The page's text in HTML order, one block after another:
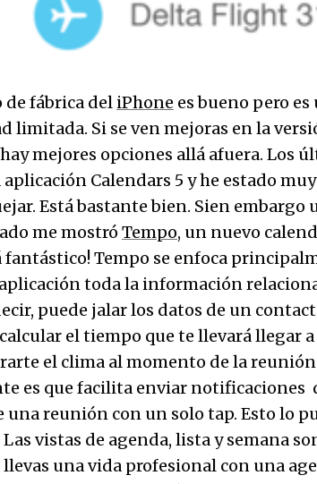
de fábrica del iPhone es bueno pero
limitada. Si se ven mejoras en la
mejores opciones allá afuera. Los
Calendars 5 y he estado
Está bastante bien. Sien embargo
me mostró Tempo, un nuevo
fantástico! Tempo se enfoca
toda la información
puede jalar los datos de un
el tiempo que te llevará llegar
el clima al momento de la
es que facilita enviar notificaciones
una reunión con un solo tap. Esto lo
Las vistas de agenda, lista y semana
una vida profesional con una